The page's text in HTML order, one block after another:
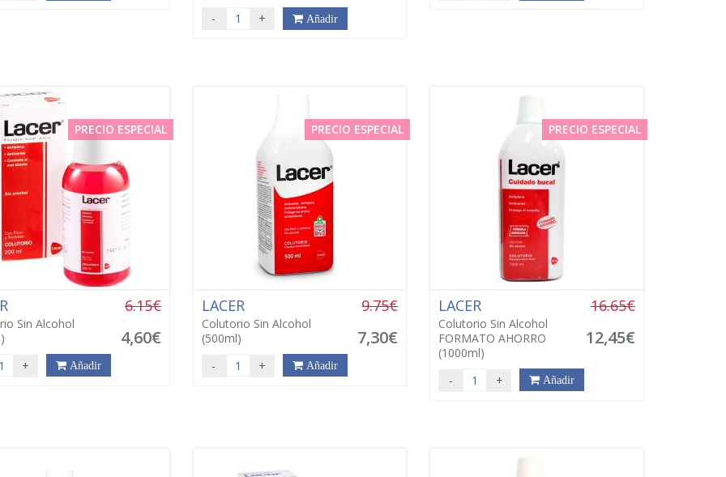
- + Añadir
PRECIO ESPECIAL
Sin Alcohol
6.15€
4,60€
+ Añadir
PRECIO ESPECIAL
LACER
Colutorio Sin Alcohol
(500ml)
9.75€
7,30€
- + Añadir
PRECIO ESPECIAL
LACER
Colutorio Sin Alcohol
FORMATO AHORRO
(1000ml)
16.65€
12,45€
- + Añadir